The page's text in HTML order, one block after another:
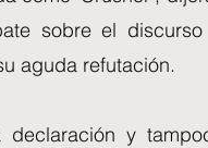
sobre el
aguda refutación.
y